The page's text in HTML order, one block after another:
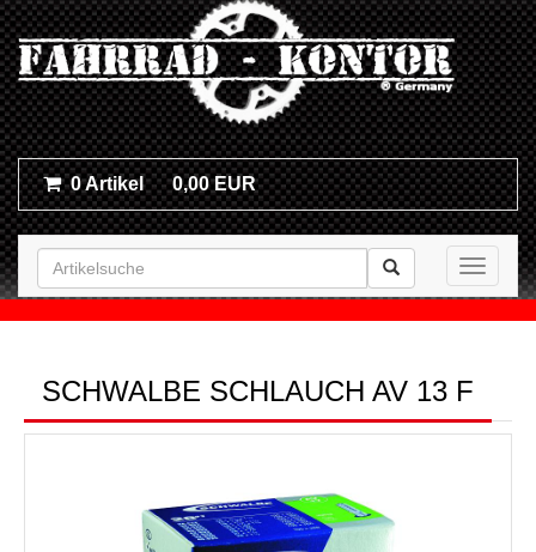
0 Artikel 0,00 EUR
Toggle
SCHWALBE SCHLAUCH AV 13 F